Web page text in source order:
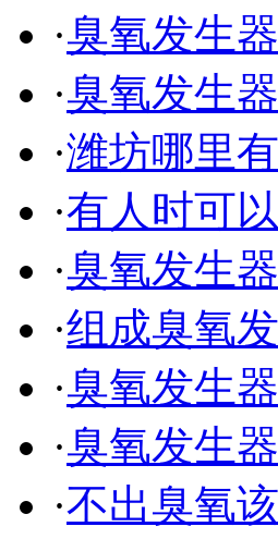
·臭氧发生
·臭氧发生
·潍坊哪里
·有人时可
·臭氧发生
·组成臭氧
·臭氧发生
·臭氧发生
·不出臭氧